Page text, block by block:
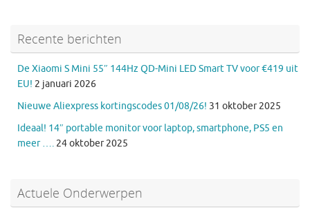
Recente berichten
De Xiaomi S Mini 55″ 144Hz QD-Mini LED Smart TV voor €419 uit
EU! 2 januari 2026
Nieuwe Aliexpress kortingscodes 01/08/26! 31 oktober 2025
Ideaal! 14″ portable monitor voor laptop, smartphone, PS5 en
meer …. 24 oktober 2025
Actuele Onderwerpen